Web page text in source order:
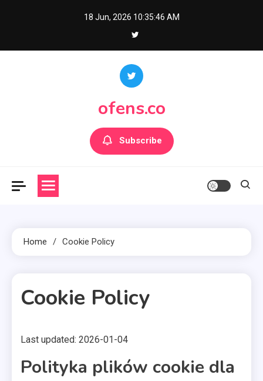
18 Jun, 2026 10:35:46 AM
ofens.co
Subscribe
Home Cookie Policy
Cookie Policy
2 MINS READ
Last updated: 2026-01-04
Polityka plików cookie dla